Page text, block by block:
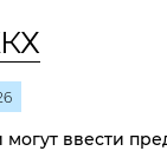
могут ввести